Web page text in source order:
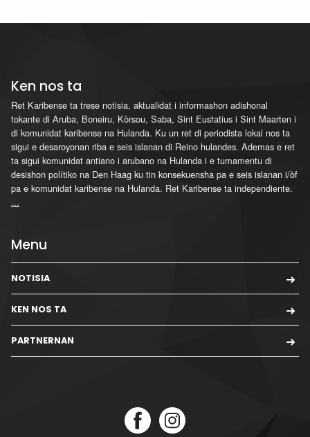
Ken nos ta
Ret Karibense ta trese notisia, aktualidat i informashon adishonal
tokante di Aruba, Boneiru, Kòrsou, Saba, Sint Eustatius i Sint Maarten i
di komunidat karibense na Hulanda. Ku un ret di periodista lokal nos ta
sigui e desaroyonan riba e seis islanan di Reino hulandes. Ademas e ret
ta sigui komunidat antiano i arubano na Hulanda i e tumamentu di
desishon polítiko na Den Haag ku tin konsekuensha pa e seis islanan i/òf
pa e komunidat karibense na Hulanda. Ret Karibense ta independiente.
...
Menu
NOTISIA
KEN NOS TA
PARTNERNAN